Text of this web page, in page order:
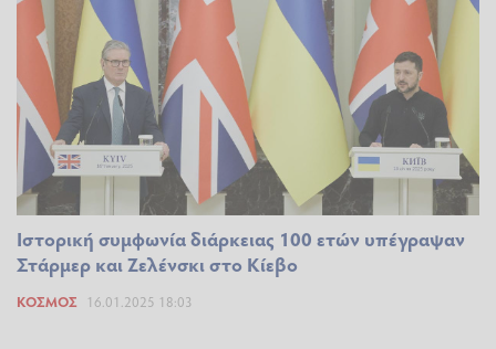
Ιστορική συμφωνία διάρκειας 100 ετών υπέγραψαν
Στάρμερ και Ζελένσκι στο Κίεβο
ΚΌΣΜΟΣ 16.01.2025 18:03